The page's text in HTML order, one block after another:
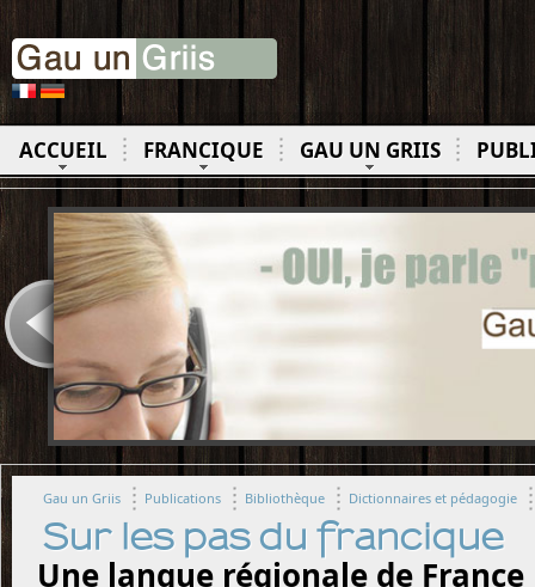
ACCUEIL FRANCIQUE GAU UN GRIIS
Gau un Griis Publications Bibliothèque Dictionnaires et pédagogie
Sur les pas du francique
Une langue régionale de France